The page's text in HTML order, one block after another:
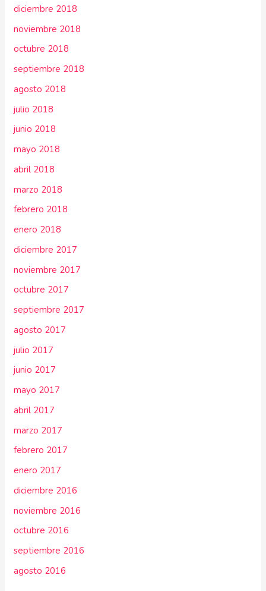
diciembre 2018
noviembre 2018
octubre 2018
septiembre 2018
agosto 2018
julio 2018
junio 2018
mayo 2018
abril 2018
marzo 2018
febrero 2018
enero 2018
diciembre 2017
noviembre 2017
octubre 2017
septiembre 2017
agosto 2017
julio 2017
junio 2017
mayo 2017
abril 2017
marzo 2017
febrero 2017
enero 2017
diciembre 2016
noviembre 2016
octubre 2016
septiembre 2016
agosto 2016